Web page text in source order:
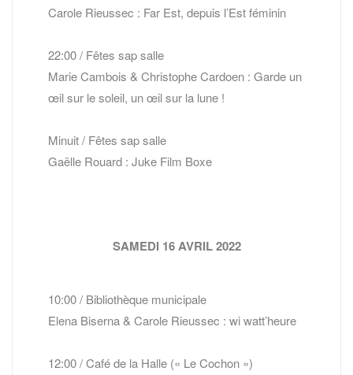
Carole Rieussec : Far Est, depuis l’Est féminin
22:00 / Fêtes sap salle
Marie Cambois & Christophe Cardoen : Garde un
œil sur le soleil, un œil sur la lune !
Minuit / Fêtes sap salle
Gaëlle Rouard : Juke Film Boxe
SAMEDI 16 AVRIL 2022
10:00 / Bibliothèque municipale
Elena Biserna & Carole Rieussec : wi watt’heure
12:00 / Café de la Halle (« Le Cochon »)